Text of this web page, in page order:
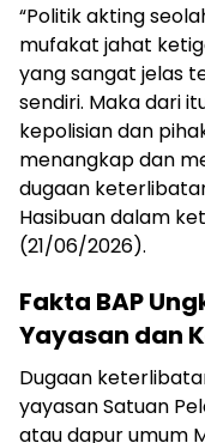
“Politik akting
mufakat jahat
yang sangat jelas
sendiri. Maka dari
kepolisian dan
menangkap dan
dugaan
Hasibuan dalam
(21/06/2026).
Fakta BAP
Yayasan dan
Dugaan
yayasan Satuan
atau dapur umum